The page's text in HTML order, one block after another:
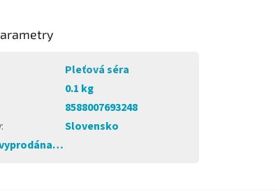
Pleťová séra
0.1 kg
8588007693248
:
Slovensko